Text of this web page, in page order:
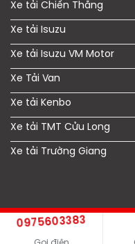
Xe tải Chiến Thắng
Xe tải Isuzu
Xe tải Isuzu VM Motor
Xe Tải Van
Xe tải Kenbo
Xe tải TMT Cửu Long
Xe tải Trường Giang
Copyright ©
0975603383